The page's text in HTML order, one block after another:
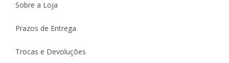
Sobre a Loja
Prazos de Entrega
Trocas e Devoluções